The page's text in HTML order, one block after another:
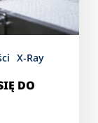
X-Ray
DO